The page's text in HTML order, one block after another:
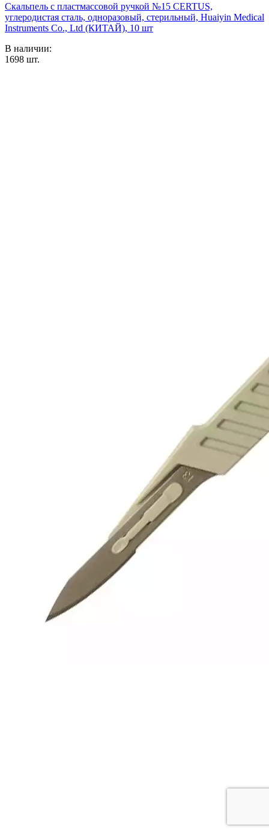
Скальпель с пластмассовой ручкой №15 CERTUS,
углеродистая сталь, одноразовый, стерильный, Huaiyin Medical
Instruments Co., Ltd (КИТАЙ), 10 шт
В наличии:
1698 шт.